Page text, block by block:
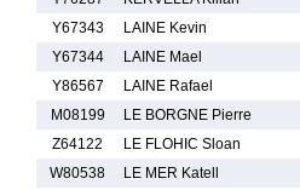
Y67343
LAINE Kevin
Y67344
LAINE Mael
Y86567
LAINE Rafael
M08199
LE BORGNE Pierre
Z64122
LE FLOHIC Sloan
W80538
LE MER Katell